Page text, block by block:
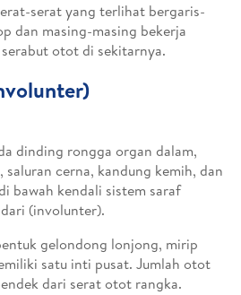
serat yang terlihat bergaris-
dan masing-masing bekerja
otot di sekitarnya.
dinding rongga organ dalam,
cerna, kandung kemih, dan
bawah kendali sistem saraf
(involunter).
gelondong lonjong, mirip
satu inti pusat. Jumlah otot
dari serat otot rangka.